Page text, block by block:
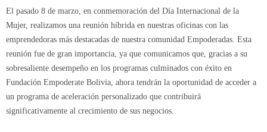
El pasado 8 de marzo, en conmemoración del Día Internacional de la
Mujer, realizamos una reunión híbrida en nuestras oficinas con las
emprendedoras más destacadas de nuestra comunidad Empoderadas. Esta
reunión fue de gran importancia, ya que comunicamos que, gracias a su
sobresaliente desempeño en los programas culminados con éxito en
Fundación Empoderate Bolivia, ahora tendrán la oportunidad de acceder a
un programa de aceleración personalizado que contribuirá
significativamente al crecimiento de sus negocios.